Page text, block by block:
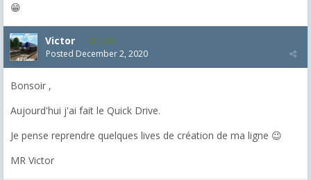
😁
Victor 1,255
Posted December 2, 2020
Bonsoir ,
Aujourd'hui j'ai fait le Quick Drive.
Je pense reprendre quelques lives de création de ma ligne 😉
MR Victor